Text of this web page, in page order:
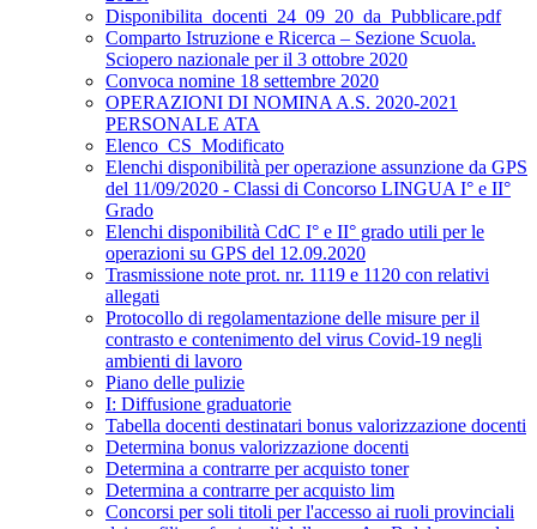
Disponibilita_docenti_24_09_20_da_Pubblicare.pdf
Comparto Istruzione e Ricerca – Sezione Scuola.
Sciopero nazionale per il 3 ottobre 2020
Convoca nomine 18 settembre 2020
OPERAZIONI DI NOMINA A.S. 2020-2021
PERSONALE ATA
Elenco_CS_Modificato
Elenchi disponibilità per operazione assunzione da GPS
del 11/09/2020 - Classi di Concorso LINGUA I° e II°
Grado
Elenchi disponibilità CdC I° e II° grado utili per le
operazioni su GPS del 12.09.2020
Trasmissione note prot. nr. 1119 e 1120 con relativi
allegati
Protocollo di regolamentazione delle misure per il
contrasto e contenimento del virus Covid-19 negli
ambienti di lavoro
Piano delle pulizie
I: Diffusione graduatorie
Tabella docenti destinatari bonus valorizzazione docenti
Determina bonus valorizzazione docenti
Determina a contrarre per acquisto toner
Determina a contrarre per acquisto lim
Concorsi per soli titoli per l'accesso ai ruoli provinciali